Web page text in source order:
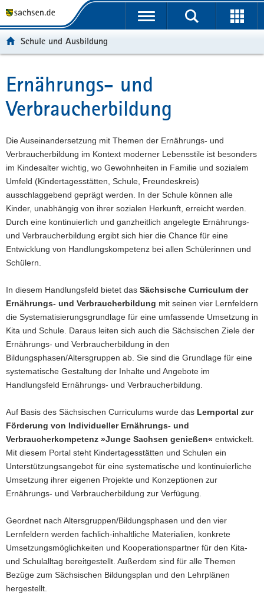
t
ü
b
e
g
r
e
i
f
e
n
d
e
N
v
i
g
a
t
i
o
n
t
n
a
v
g
a
t
i
o
n
p
n
h
a
t
t
e
n
o
r
m
a
t
i
o
n
t
-
B
e
e
i
c
h
Schule und Ausbildung
Hauptinhalt
Ernährungs- und
Verbraucherbildung
Die Auseinandersetzung mit Themen der Ernährungs- und
Verbraucherbildung im Kontext moderner Lebensstile ist besonders
im Kindesalter wichtig, wo Gewohnheiten in Familie und sozialem
Umfeld (Kindertagesstätten, Schule, Freundeskreis)
ausschlaggebend geprägt werden. In der Schule können alle
Kinder, unabhängig von ihrer sozialen Herkunft, erreicht werden.
Durch eine kontinuierlich und ganzheitlich angelegte Ernährungs-
und Verbraucherbildung ergibt sich hier die Chance für eine
Entwicklung von Handlungskompetenz bei allen Schülerinnen und
Schülern.
In diesem Handlungsfeld bietet das Sächsische Curriculum der
Ernährungs- und Verbraucherbildung mit seinen vier Lernfeldern
die Systematisierungsgrundlage für eine umfassende Umsetzung in
Kita und Schule. Daraus leiten sich auch die Sächsischen Ziele der
Ernährungs- und Verbraucherbildung in den
Bildungsphasen/Altersgruppen ab. Sie sind die Grundlage für eine
systematische Gestaltung der Inhalte und Angebote im
Handlungsfeld Ernährungs- und Verbraucherbildung.
Auf Basis des Sächsischen Curriculums wurde das Lernportal zur
Förderung von Individueller Ernährungs- und
Verbraucherkompetenz »Junge Sachsen genießen« entwickelt.
Mit diesem Portal steht Kindertagesstätten und Schulen ein
Unterstützungsangebot für eine systematische und kontinuierliche
Umsetzung ihrer eigenen Projekte und Konzeptionen zur
Ernährungs- und Verbraucherbildung zur Verfügung.
Geordnet nach Altersgruppen/Bildungsphasen und den vier
Lernfeldern werden fachlich-inhaltliche Materialien, konkrete
Umsetzungsmöglichkeiten und Kooperationspartner für den Kita-
und Schulalltag bereitgestellt. Außerdem sind für alle Themen
Bezüge zum Sächsischen Bildungsplan und den Lehrplänen
hergestellt.